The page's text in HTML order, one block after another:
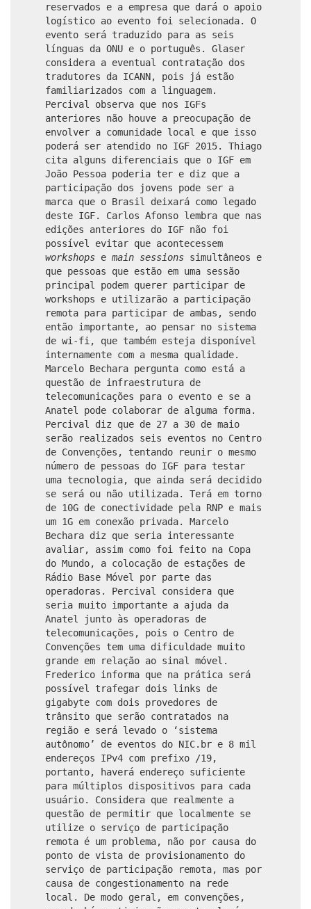
reservados e a empresa que dará o apoio
logístico ao evento foi selecionada. O
evento será traduzido para as seis
línguas da ONU e o português. Glaser
considera a eventual contratação dos
tradutores da ICANN, pois já estão
familiarizados com a linguagem.
Percival observa que nos IGFs
anteriores não houve a preocupação de
envolver a comunidade local e que isso
poderá ser atendido no IGF 2015. Thiago
cita alguns diferenciais que o IGF em
João Pessoa poderia ter e diz que a
participação dos jovens pode ser a
marca que o Brasil deixará como legado
deste IGF. Carlos Afonso lembra que nas
edições anteriores do IGF não foi
possível evitar que acontecessem
workshops e main sessions simultâneos e
que pessoas que estão em uma sessão
principal podem querer participar de
workshops e utilizarão a participação
remota para participar de ambas, sendo
então importante, ao pensar no sistema
de wi-fi, que também esteja disponível
internamente com a mesma qualidade.
Marcelo Bechara pergunta como está a
questão de infraestrutura de
telecomunicações para o evento e se a
Anatel pode colaborar de alguma forma.
Percival diz que de 27 a 30 de maio
serão realizados seis eventos no Centro
de Convenções, tentando reunir o mesmo
número de pessoas do IGF para testar
uma tecnologia, que ainda será decidido
se será ou não utilizada. Terá em torno
de 10G de conectividade pela RNP e mais
um 1G em conexão privada. Marcelo
Bechara diz que seria interessante
avaliar, assim como foi feito na Copa
do Mundo, a colocação de estações de
Rádio Base Móvel por parte das
operadoras. Percival considera que
seria muito importante a ajuda da
Anatel junto às operadoras de
telecomunicações, pois o Centro de
Convenções tem uma dificuldade muito
grande em relação ao sinal móvel.
Frederico informa que na prática será
possível trafegar dois links de
gigabyte com dois provedores de
trânsito que serão contratados na
região e será levado o ‘sistema
autônomo’ de eventos do NIC.br e 8 mil
endereços IPv4 com prefixo /19,
portanto, haverá endereço suficiente
para múltiplos dispositivos para cada
usuário. Considera que realmente a
questão de permitir que localmente se
utilize o serviço de participação
remota é um problema, não por causa do
ponto de vista de provisionamento do
serviço de participação remota, mas por
causa de congestionamento na rede
local. De modo geral, em convenções,